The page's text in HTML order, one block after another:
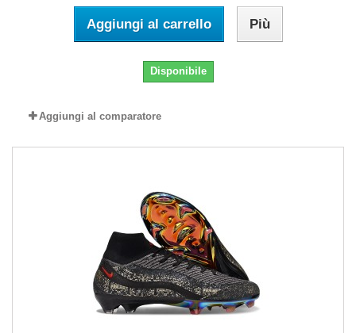
Aggiungi al carrello Più
Disponibile
Aggiungi al comparatore